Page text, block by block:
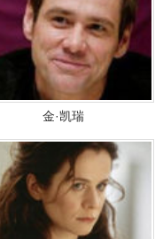
金·凯瑞